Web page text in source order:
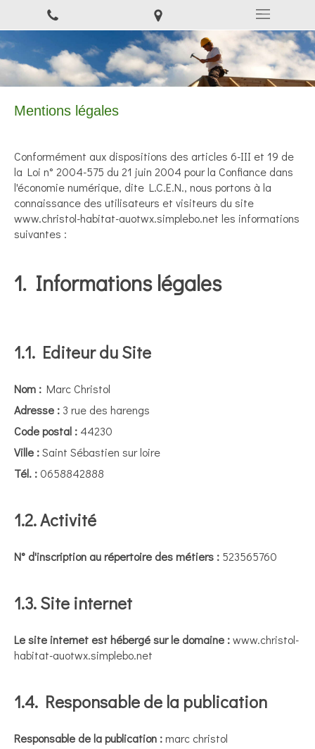
Mentions légales
Conformément aux dispositions des articles 6-III et 19 de
la Loi n° 2004-575 du 21 juin 2004 pour la Confiance dans
l'économie numérique, dite L.C.E.N., nous portons à la
connaissance des utilisateurs et visiteurs du site
www.christol-habitat-auotwx.simplebo.net les informations
suivantes :
1. Informations légales
1.1. Editeur du Site
Nom : Marc Christol
Adresse : 3 rue des harengs
Code postal : 44230
Ville :Saint Sébastien sur loire
Tél. : 0658842888
1.2. Activité
N° d'inscription au répertoire des métiers : 523565760
1.3. Site internet
Le site internet est hébergé sur le domaine :www.christol-
habitat-auotwx.simplebo.net
1.4. Responsable de la publication
Responsable de la publication :marc christol